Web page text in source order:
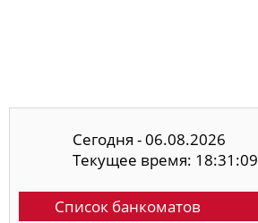
Сегодня - 06.08.2026
Текущее время: 18:31:10
Список банкоматов